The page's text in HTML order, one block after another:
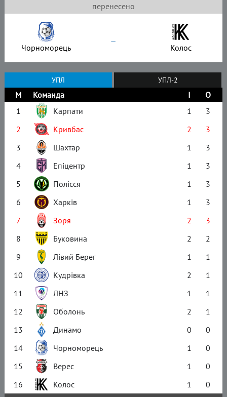
перенесено
Чорноморець – Колос
УПЛ УПЛ-2
М Команда І
О
1
Карпати 1
3
2
Кривбас 2
3
3
Шахтар 1
3
4
Епіцентр 1
3
5
Полісся 1
3
6
Харків 1
3
7
Зоря 2
3
8
Буковина 2
2
9
Лівий Берег 1
1
10
Кудрівка 2
1
11
ЛНЗ 1
1
12
Оболонь 2
1
13
Динамо 0
0
14
Чорноморець 1
0
15
Верес 1
0
16
Колос 1 0